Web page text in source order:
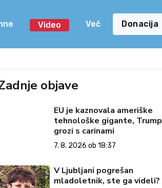
Video Več Donacija
objave
EU je kaznovala ameriške
tehnološke gigante, Trump
grozi s carinami
7. 8. 2026 ob 18:37
V Ljubljani pogrešan
mladoletnik, ste ga videli?